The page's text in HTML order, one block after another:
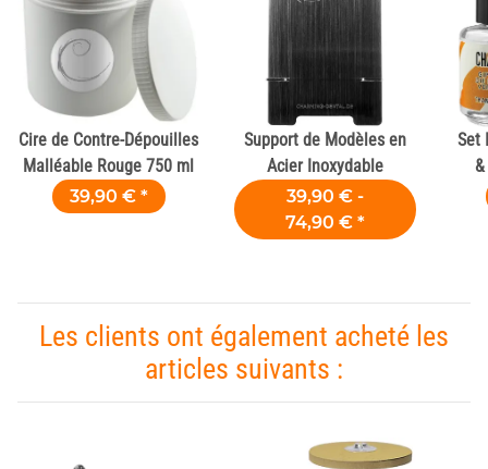
Cire de Contre-Dépouilles
Malléable Rouge 750 ml
39,90 € *
Support de Modèles en
Acier Inoxydable
39,90 € -
74,90 € *
Set
Les clients ont également acheté les
articles suivants :